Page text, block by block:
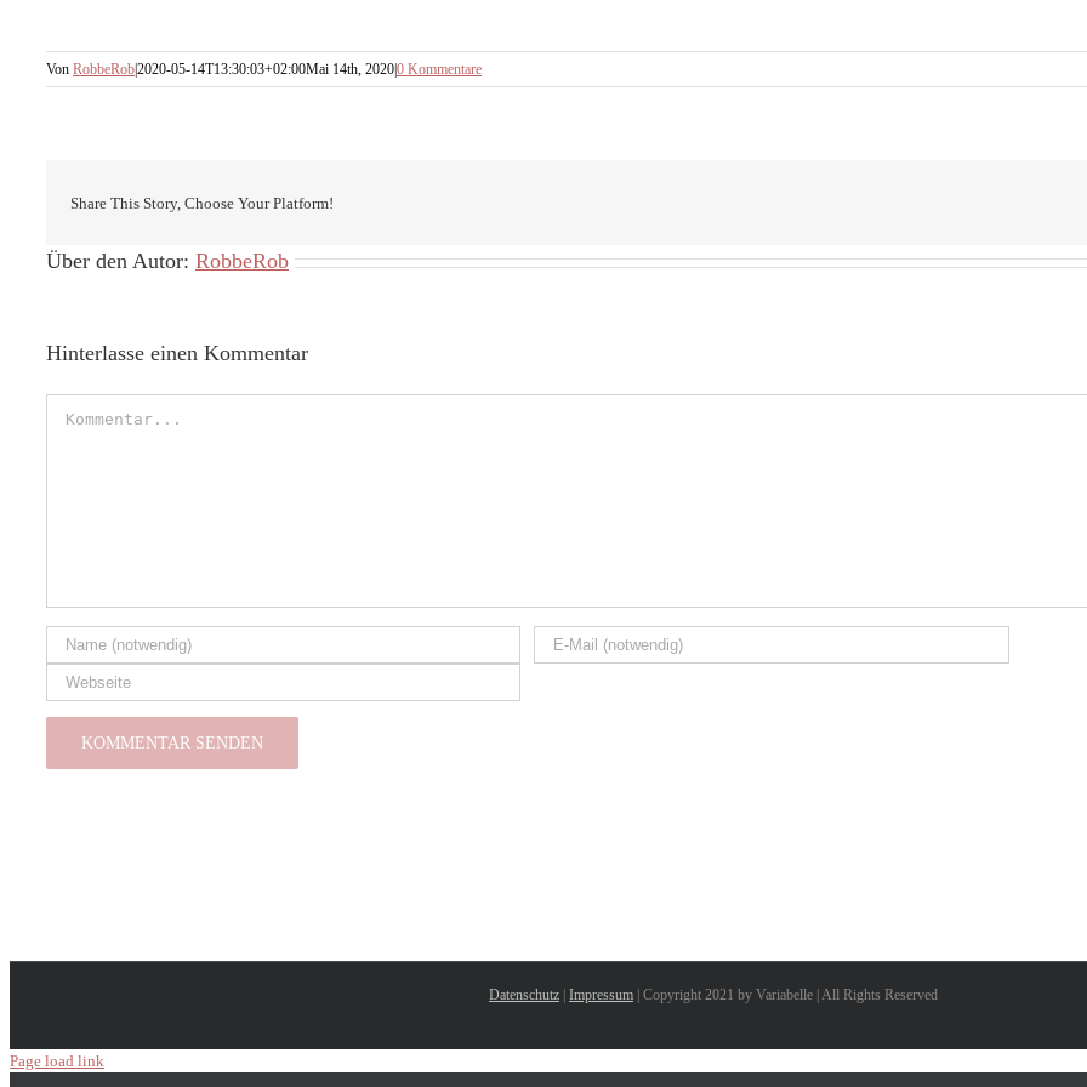
Von RobbeRob2020-05-14T13:30:03+02:00Mai 14th, 20200 Kommentare
Share This Story, Choose Your Platform!
Über den Autor: RobbeRob
Hinterlasse einen Kommentar
Datenschutz Impressum | Copyright 2021 by Variabelle | All Rights Reserved
Page load link